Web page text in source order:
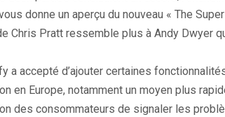
donne un aperçu du nouveau « The
Chris Pratt ressemble plus à Andy Dwyer
a accepté d’ajouter certaines
en Europe, notamment un moyen plus
des consommateurs de signaler les